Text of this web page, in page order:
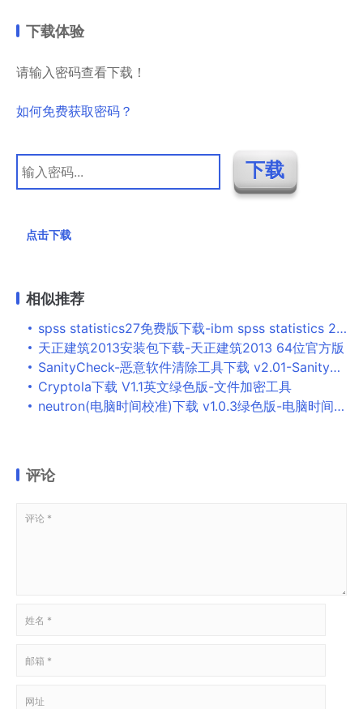
下载体验
请输入密码查看下载！
如何免费获取密码？
点击下载
相似推荐
spss statistics27免费版下载-ibm spss statistics 27最新版v27.0.1.0 官方版
天正建筑2013安装包下载-天正建筑2013 64位官方版
SanityCheck-恶意软件清除工具下载 v2.01-SanityCheck是一款来自
Cryptola下载 V1.1英文绿色版-文件加密工具
neutron(电脑时间校准)下载 v1.0.3绿色版-电脑时间校准软件
评论